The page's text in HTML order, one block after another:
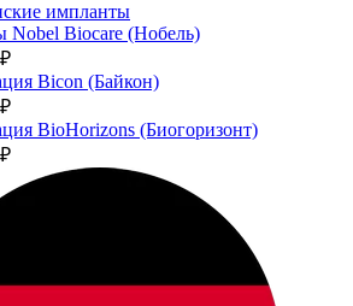
импланты
Nobel Biocare (Нобель)
₽
Bicon (Байкон)
₽
BioHorizons (Биогоризонт)
₽